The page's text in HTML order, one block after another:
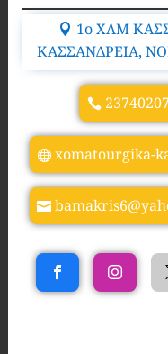
1ο ΧΛΜ
ΚΑΣΣΑΝΔΡΕΙΑ,
xomatourgika-